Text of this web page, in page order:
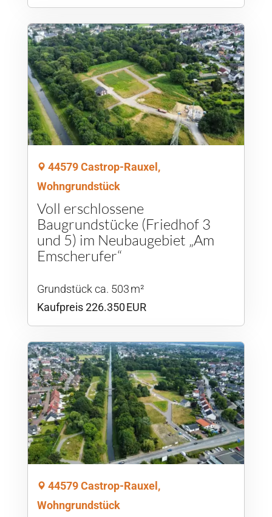
44579 Castrop-Rauxel,
Wohngrundstück
Voll erschlossene
Baugrundstücke (Friedhof 3
und 5) im Neubaugebiet „Am
Emscherufer“
Grund­stück ca. 503 m²
Kaufpreis 226.350 EUR
44579 Castrop-Rauxel,
Wohngrundstück